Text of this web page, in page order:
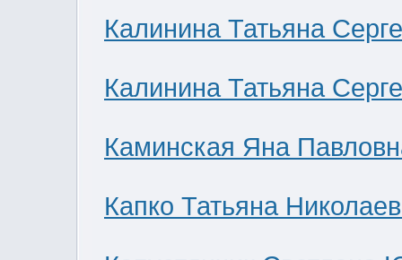
Калинина Татьяна
Калинина Татьяна
Каминская Яна
Капко Татьяна